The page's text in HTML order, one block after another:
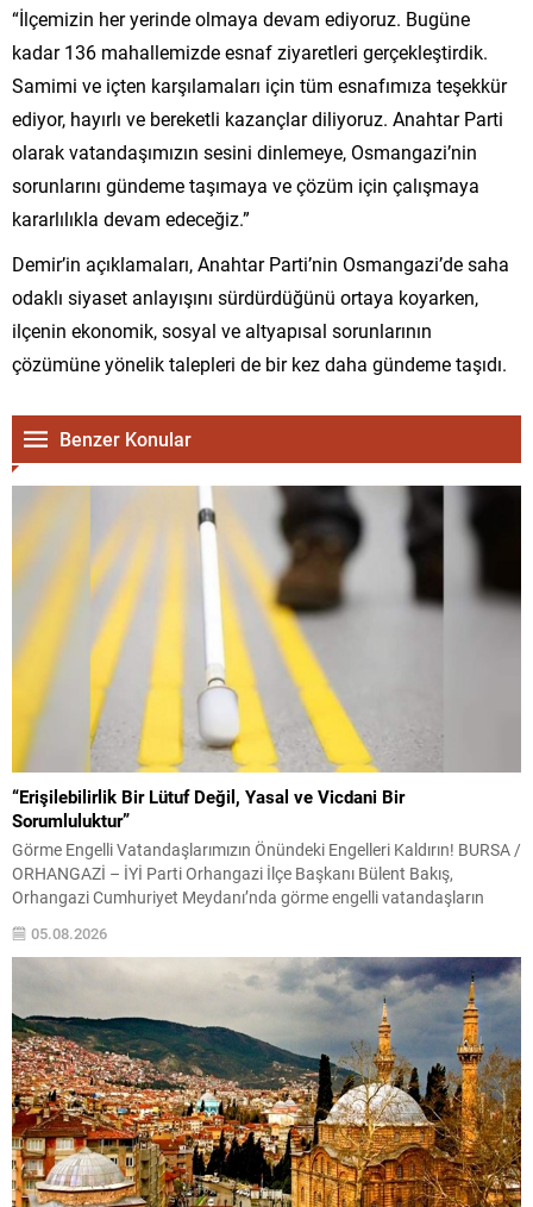
“İlçemizin her yerinde olmaya devam ediyoruz. Bugüne
kadar 136 mahallemizde esnaf ziyaretleri gerçekleştirdik.
Samimi ve içten karşılamaları için tüm esnafımıza teşekkür
ediyor, hayırlı ve bereketli kazançlar diliyoruz. Anahtar Parti
olarak vatandaşımızın sesini dinlemeye, Osmangazi’nin
sorunlarını gündeme taşımaya ve çözüm için çalışmaya
kararlılıkla devam edeceğiz.”
Demir’in açıklamaları, Anahtar Parti’nin Osmangazi’de saha
odaklı siyaset anlayışını sürdürdüğünü ortaya koyarken,
ilçenin ekonomik, sosyal ve altyapısal sorunlarının
çözümüne yönelik talepleri de bir kez daha gündeme taşıdı.
Benzer Konular
“Erişilebilirlik Bir Lütuf Değil, Yasal ve Vicdani Bir
Sorumluluktur”
Görme Engelli Vatandaşlarımızın Önündeki Engelleri Kaldırın! BURSA /
ORHANGAZİ – İYİ Parti Orhangazi İlçe Başkanı Bülent Bakış,
Orhangazi Cumhuriyet Meydanı’nda görme engelli vatandaşların
tepki göstererek, belediyeleri ve yetkilileri göreve çağırdı. Görme engelli
vatandaşların güvenli ve bağımsız şekilde hareket edebilmesi için
05.08.2026